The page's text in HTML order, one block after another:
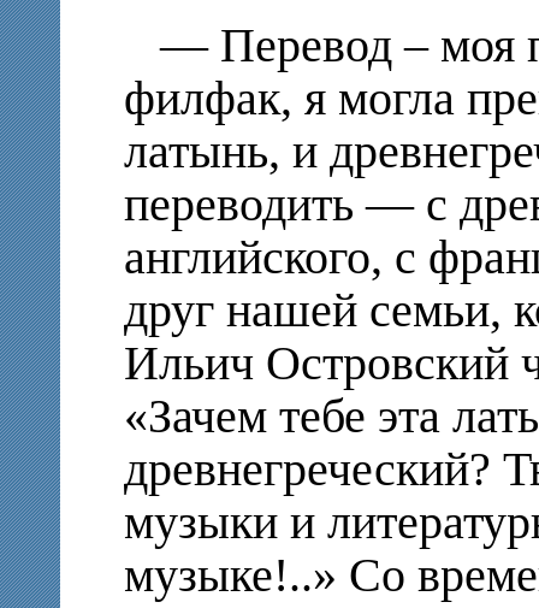
— Перевод – моя
филфак, я могла
латынь, и
переводить — с
английского, с
друг нашей семьи,
Ильич Островский
«Зачем тебе эта
древнегреческий?
музыки и
музыке!..» Со